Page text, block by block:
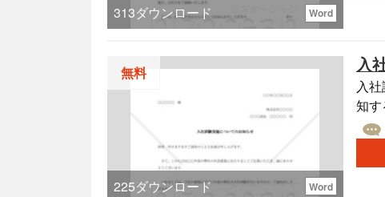
313ダウンロード Word
無料
225ダウンロード Word
入
入
知す